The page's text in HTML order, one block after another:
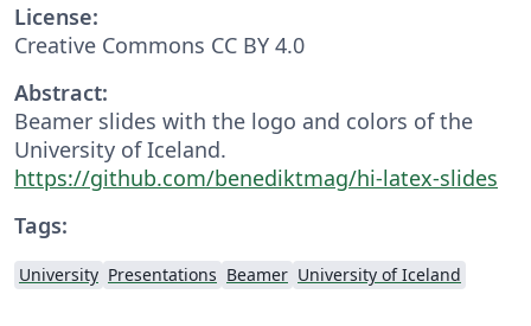
License:
Creative Commons CC BY 4.0
Abstract:
Beamer slides with the logo and colors of the
University of Iceland.
https://github.com/benediktmag/hi-latex-slides
Tags:
University Presentations Beamer University of Iceland